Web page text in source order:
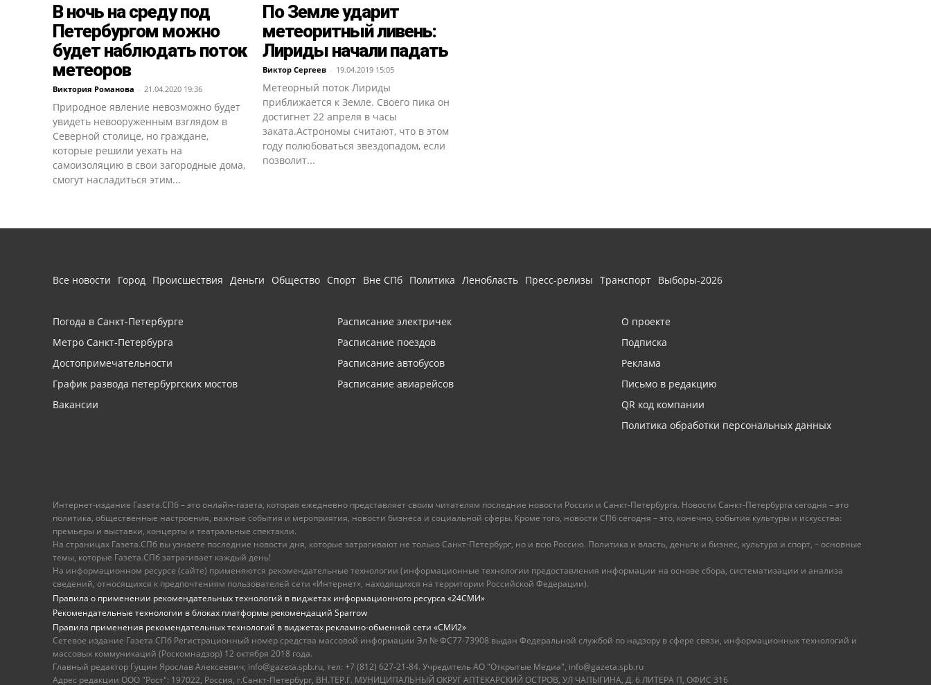
В ночь на среду под
Петербургом можно
будет наблюдать поток
метеоров
Виктория Романова - 21.04.2020 19:36
Природное явление невозможно будет
увидеть невооруженным взглядом в
Северной столице, но граждане,
которые решили уехать на
самоизоляцию в свои загородные дома,
смогут насладиться этим...
По Земле ударит
метеоритный ливень:
Лириды начали падать
Виктор Сергеев - 19.04.2019 15:05
Метеорный поток Лириды
приближается к Земле. Своего пика он
достигнет 22 апреля в часы
заката.Астрономы считают, что в этом
году полюбоваться звездопадом, если
позволит...
Все новости Город Происшествия Деньги Общество Спорт Вне СПб Политика Ленобласть Пресс-релизы Транспорт Выборы-2026
Погода в Санкт-Петербурге
Метро Санкт-Петербурга
Достопримечательности
График развода петербургских мостов
Вакансии
Расписание электричек
Расписание поездов
Расписание автобусов
Расписание авиарейсов
О проекте
Подписка
Реклама
Письмо в редакцию
QR код компании
Политика обработки персональных данных
Интернет-издание Газета.СПб – это онлайн-газета, которая ежедневно представляет своим читателям последние новости России и Санкт-Петербурга. Новости Санкт-Петербурга сегодня – это
политика, общественные настроения, важные события и мероприятия, новости бизнеса и социальной сферы. Кроме того, новости СПб сегодня – это, конечно, события культуры и искусства:
премьеры и выставки, концерты и театральные спектакли.
На страницах Газета.СПб вы узнаете последние новости дня, которые затрагивают не только Санкт-Петербург, но и всю Россию. Политика и власть, деньги и бизнес, культура и спорт, – основные
темы, которые Газета.СПб затрагивает каждый день!
На информационном ресурсе (сайте) применяются рекомендательные технологии (информационные технологии предоставления информации на основе сбора, систематизации и анализа
сведений, относящихся к предпочтениям пользователей сети «Интернет», находящихся на территории Российской Федерации).
Правила о применении рекомендательных технологий в виджетах информационного ресурса «24СМИ»
Рекомендательные технологии в блоках платформы рекомендаций Sparrow
Правила применения рекомендательных технологий в виджетах рекламно-обменной сети «СМИ2»
Сетевое издание Газета.СПб Регистрационный номер средства массовой информации Эл № ФС77-73908 выдан Федеральной службой по надзору в сфере связи, информационных технологий и
массовых коммуникаций (Роскомнадзор) 12 октября 2018 года.
Главный редактор Гущин Ярослав Алексеевич, info@gazeta.spb.ru, тел: +7 (812) 627-21-84. Учредитель АО "Открытые Медиа", info@gazeta.spb.ru
Адрес редакции ООО "Рост": 197022, Россия, г.Санкт-Петербург, ВН.ТЕР.Г. МУНИЦИПАЛЬНЫЙ ОКРУГ АПТЕКАРСКИЙ ОСТРОВ, УЛ ЧАПЫГИНА, Д. 6 ЛИТЕРА П, ОФИС 316